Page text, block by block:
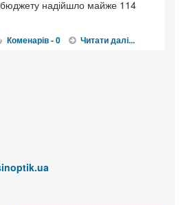
надійшло майже 114
Коменарів - 0 Читати далі...